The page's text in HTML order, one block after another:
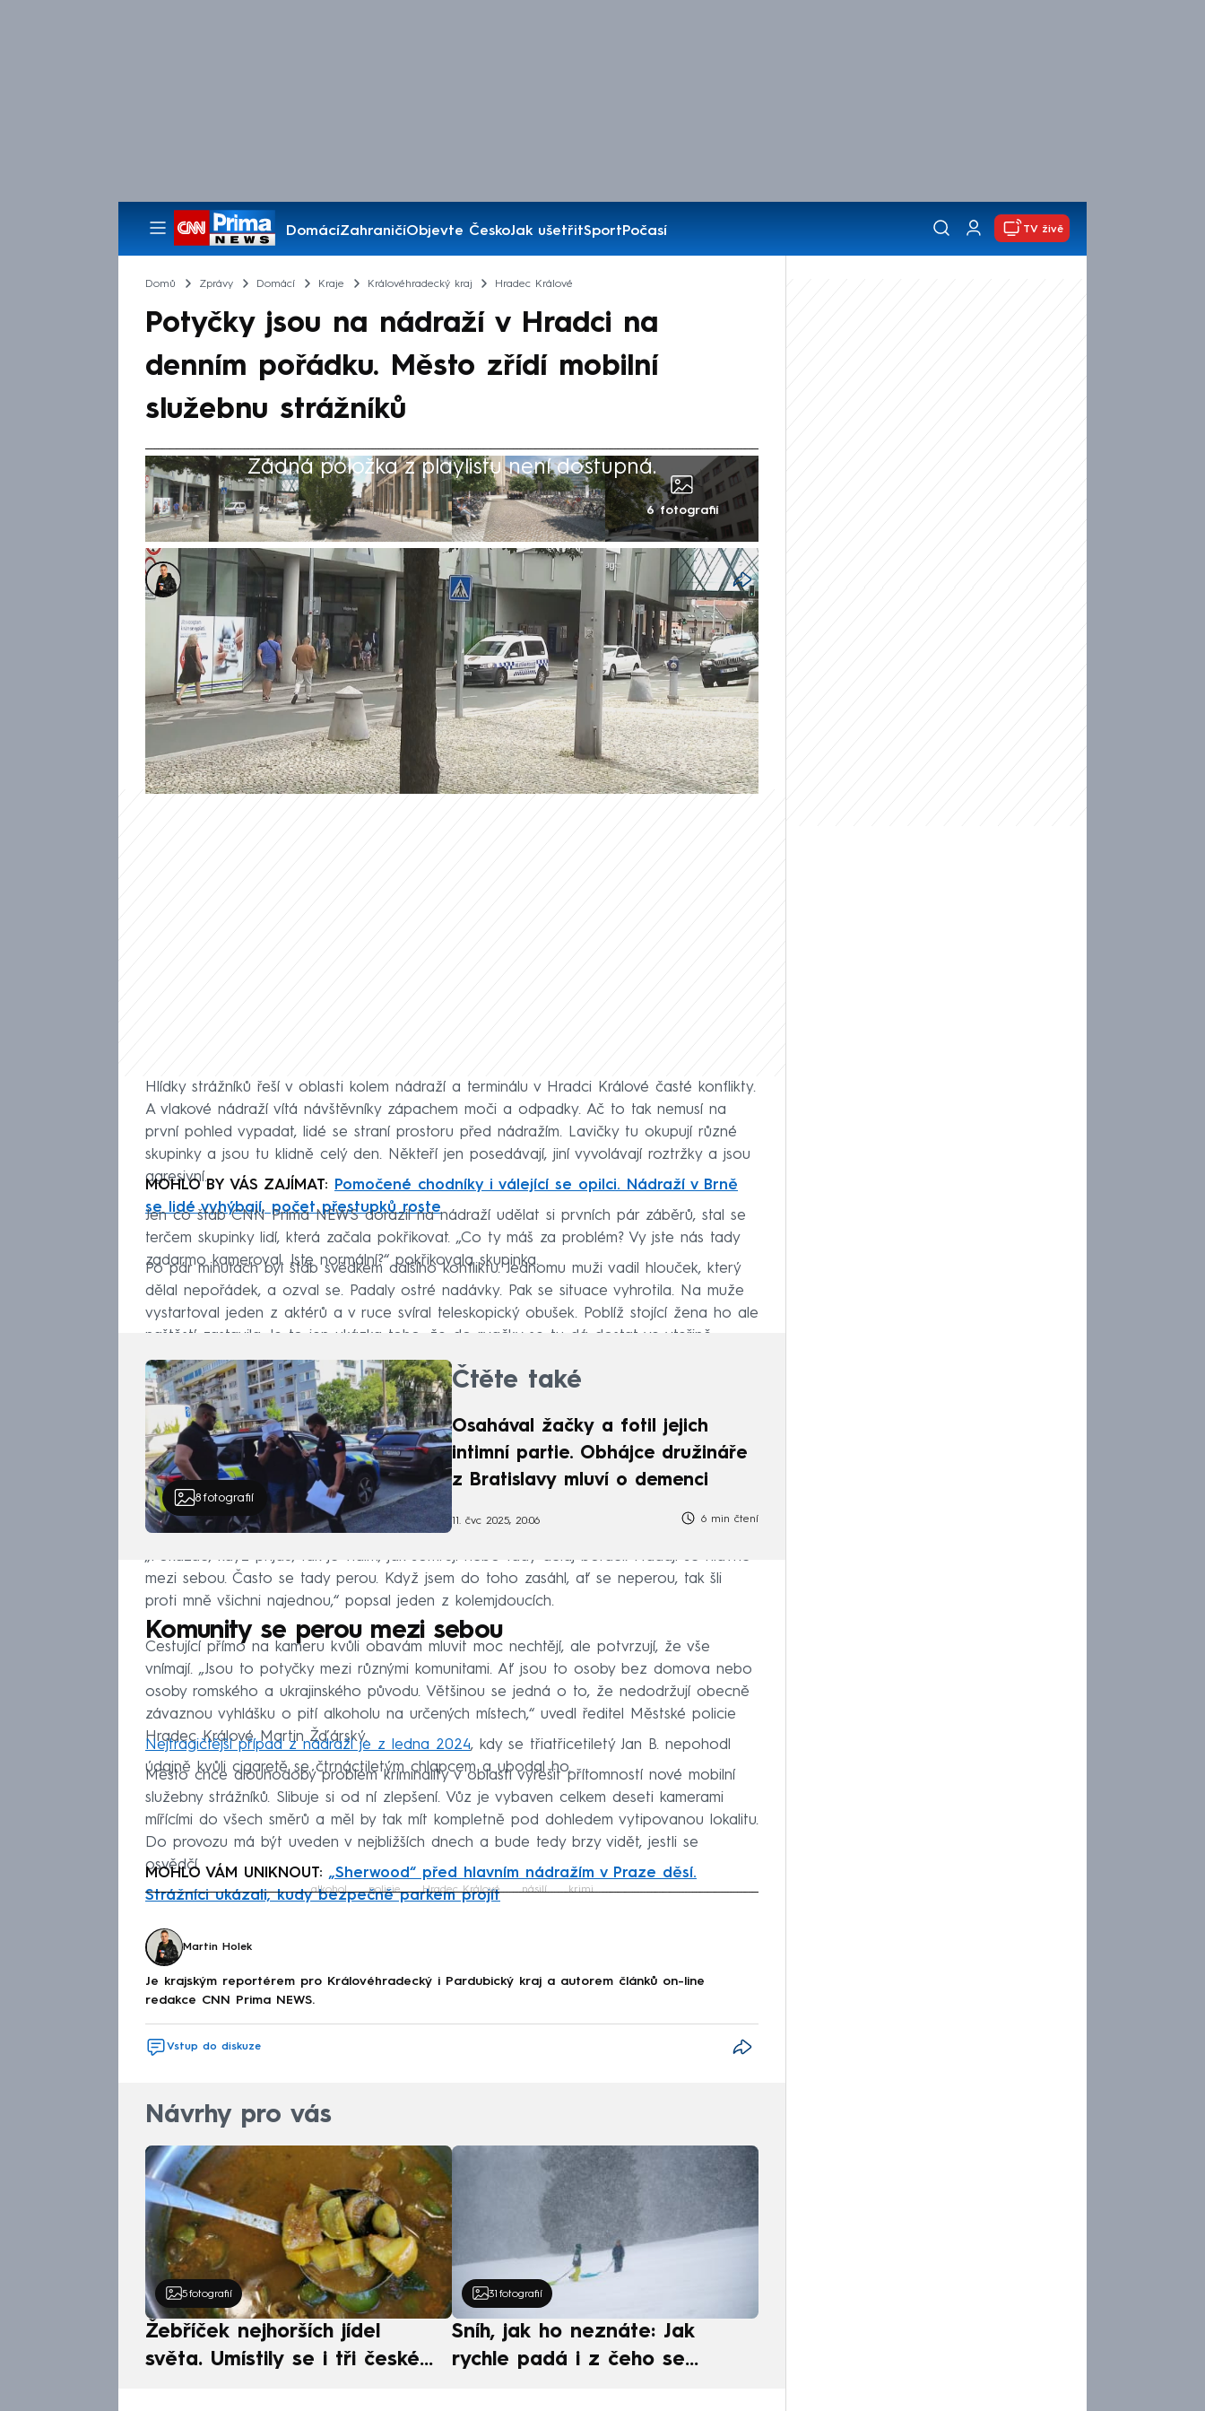
DomácíZahraničíObjevte ČeskoJak ušetřitSportPočasí
Pořady
TV živě
Domů Zprávy Domácí Kraje Královéhradecký kraj Hradec Králové
Potyčky jsou na nádraží v Hradci na
denním pořádku. Město zřídí mobilní
služebnu strážníků
Žádná položka z playlistu není dostupná.
6 fotografií
Martin Holek
18. čvc 2025, 06:01
Vlakové nádraží a nedaleký autobusový terminál jsou v Hradci Králové
známé spíš jako problémové lokality. Podobně jako v jiných městech
přitahují agresivní jedince či lidi bez domova a vznikají tu časté
šarvátky. Rvačky jsou na denním pořádku. Obava, že na vás někdo
zničehonic vytáhne nůž či obušek, je skutečná. Štáb CNN Prima NEWS
se o tom sám přesvědčil.
Hlídky strážníků řeší v oblasti kolem nádraží a terminálu v Hradci Králové časté konflikty.
A vlakové nádraží vítá návštěvníky zápachem moči a odpadky. Ač to tak nemusí na
první pohled vypadat, lidé se straní prostoru před nádražím. Lavičky tu okupují různé
skupinky a jsou tu klidně celý den. Někteří jen posedávají, jiní vyvolávají roztržky a jsou
agresivní.
MOHLO BY VÁS ZAJÍMAT: Pomočené chodníky i válející se opilci. Nádraží v Brně
se lidé vyhýbají, počet přestupků roste
Jen co štáb CNN Prima NEWS dorazil na nádraží udělat si prvních pár záběrů, stal se
terčem skupinky lidí, která začala pokřikovat. „Co ty máš za problém? Vy jste nás tady
zadarmo kameroval. Jste normální?“ pokřikovala skupinka.
Po pár minutách byl štáb svědkem dalšího konfliktu. Jednomu muži vadil hlouček, který
dělal nepořádek, a ozval se. Padaly ostré nadávky. Pak se situace vyhrotila. Na muže
vystartoval jeden z aktérů a v ruce svíral teleskopický obušek. Poblíž stojící žena ho ale
naštěstí zastavila. Je to jen ukázka toho, že do rvačky se tu dá dostat ve vteřině.
8fotografií
Čtěte také
Osahával žačky a fotil jejich
intimní partie. Obhájce družináře
z Bratislavy mluví o demenci
11. čvc 2025, 20:06 6 min čtení
„Pokaždé, když přijdu, tak je vidím, jak somrují nebo tady dělaj bordel. Hádají se hlavně
mezi sebou. Často se tady perou. Když jsem do toho zasáhl, ať se neperou, tak šli
proti mně všichni najednou,“ popsal jeden z kolemjdoucích.
Komunity se perou mezi sebou
Cestující přímo na kameru kvůli obavám mluvit moc nechtějí, ale potvrzují, že vše
vnímají. „Jsou to potyčky mezi různými komunitami. Ať jsou to osoby bez domova nebo
osoby romského a ukrajinského původu. Většinou se jedná o to, že nedodržují obecně
závaznou vyhlášku o pití alkoholu na určených místech,“ uvedl ředitel Městské policie
Hradec Králové Martin Žďárský.
Nejtragičtější případ z nádraží je z ledna 2024, kdy se třiatřicetiletý Jan B. nepohodl
údajně kvůli cigaretě se čtrnáctiletým chlapcem a ubodal ho.
Město chce dlouhodobý problém kriminality v oblasti vyřešit přítomností nové mobilní
služebny strážníků. Slibuje si od ní zlepšení. Vůz je vybaven celkem deseti kamerami
mířícími do všech směrů a měl by tak mít kompletně pod dohledem vytipovanou lokalitu.
Do provozu má být uveden v nejbližších dnech a bude tedy brzy vidět, jestli se
osvědčí.
MOHLO VÁM UNIKNOUT: „Sherwood“ před hlavním nádražím v Praze děsí.
Strážníci ukázali, kudy bezpečně parkem projít
Failed to fetch
alkohol policie Hradec Králové násilí krimi
Martin Holek
Je krajským reportérem pro Královéhradecký i Pardubický kraj a autorem článků on-line
redakce CNN Prima NEWS.
Vstup do diskuze
Návrhy pro vás
5 fotografií
Žebříček nejhorších jídel
světa. Umístily se i tři české
31 fotografií
Sníh, jak ho neznáte: Jak
rychle padá i z čeho se